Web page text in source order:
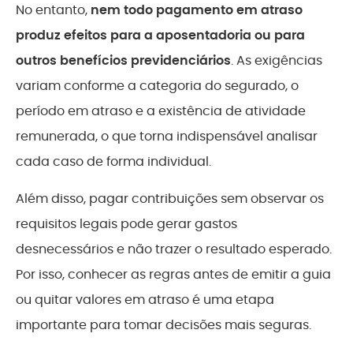
No entanto, nem todo pagamento em atraso
produz efeitos para a aposentadoria ou para
outros benefícios previdenciários. As exigências
variam conforme a categoria do segurado, o
período em atraso e a existência de atividade
remunerada, o que torna indispensável analisar
cada caso de forma individual.
Além disso, pagar contribuições sem observar os
requisitos legais pode gerar gastos
desnecessários e não trazer o resultado esperado.
Por isso, conhecer as regras antes de emitir a guia
ou quitar valores em atraso é uma etapa
importante para tomar decisões mais seguras.